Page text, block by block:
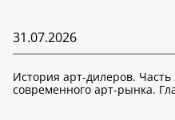
31.07.2026
История арт-дилеров.
современного арт-рынка.